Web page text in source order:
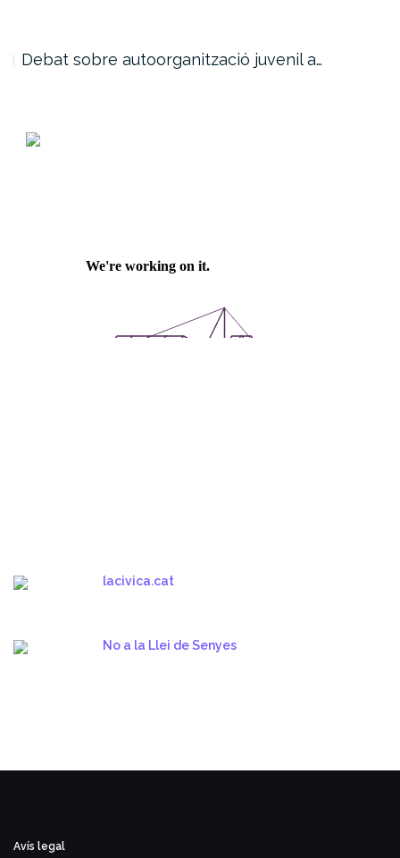
Debat sobre autoorganització juvenil a…
lacivica.cat
No a la Llei de Senyes
Avís legal